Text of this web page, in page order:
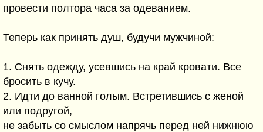
провести полтора часа за одеванием.
Теперь как принять душ, будучи мужчиной:
1. Снять одежду, усевшись на край кровати. Все
бросить в кучу.
2. Идти до ванной голым. Встретившись с женой
или подругой,
не забыть со смыслом напрячь перед ней нижнюю